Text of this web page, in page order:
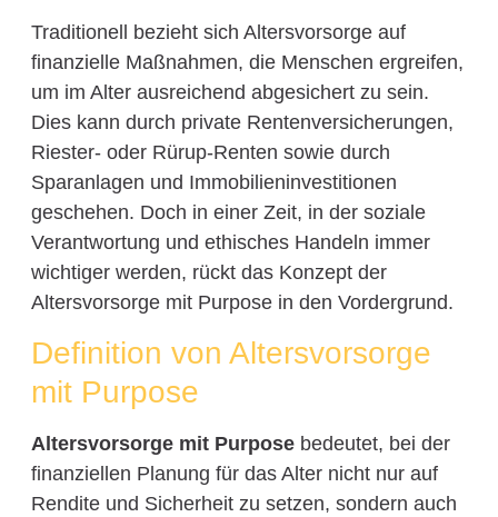
Traditionell bezieht sich Altersvorsorge auf
finanzielle Maßnahmen, die Menschen ergreifen,
um im Alter ausreichend abgesichert zu sein.
Dies kann durch private Rentenversicherungen,
Riester- oder Rürup-Renten sowie durch
Sparanlagen und Immobilieninvestitionen
geschehen. Doch in einer Zeit, in der soziale
Verantwortung und ethisches Handeln immer
wichtiger werden, rückt das Konzept der
Altersvorsorge mit Purpose in den Vordergrund.
Definition von Altersvorsorge
mit Purpose
Altersvorsorge mit Purposebedeutet, bei der
finanziellen Planung für das Alter nicht nur auf
Rendite und Sicherheit zu setzen, sondern auch